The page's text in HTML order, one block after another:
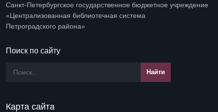
Санкт-Петербургское государственное бюджетное учреждение
«Централизованная библиотечная система
Петроградского района»
Поиск по сайту
Карта сайта